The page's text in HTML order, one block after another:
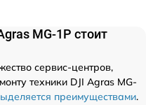
MG-1P стоит
сервис-центров,
техники DJI Agras MG-
преимуществами.